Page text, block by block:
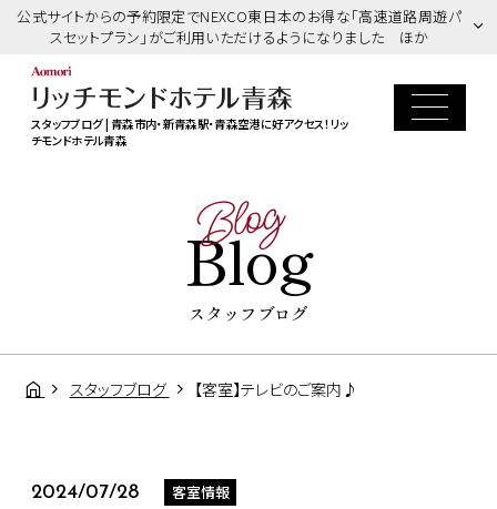
公式サイトからの予約限定でNEXCO東日本のお得な「高速道路周遊パ
スセットプラン」がご利用いただけるようになりました ほか
スタッフブログ | 青森市内・新青森駅・青森空港に好アクセス！リッ
チモンドホテル青森
Blog
Blog
スタッフブログ
スタッフブログ 【客室】テレビのご案内♪
2024/07/28 客室情報